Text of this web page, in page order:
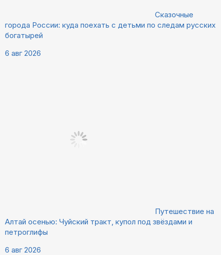
Сказочные
города России: куда поехать с детьми по следам русских
богатырей
6 авг 2026
Путешествие на
Алтай осенью: Чуйский тракт, купол под звёздами и
петроглифы
6 авг 2026